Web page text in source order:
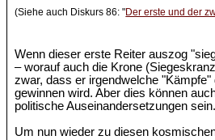
(Siehe auch Diskurs 86: "Der erste und der
Wenn dieser erste Reiter auszog
– worauf auch die Krone
zwar, dass er irgendwelche "Kämpfe"
gewinnen wird. Aber dies können
politische Auseinandersetzungen sein.
Um nun wieder zu diesen